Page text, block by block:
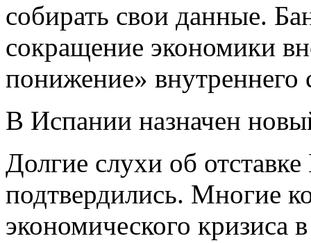
собирать свои данные.
сокращение экономики
понижение» внутреннего
В Испании назначен
Долгие слухи об
подтвердились. Многие
экономического кризиса